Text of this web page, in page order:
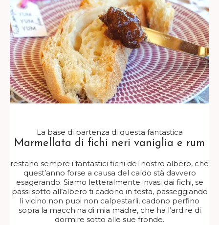
La base di partenza di questa fantastica
Marmellata di fichi neri vaniglia e rum
restano sempre i fantastici fichi del nostro albero, che
quest’anno forse a causa del caldo stà davvero
esagerando. Siamo letteralmente invasi dai fichi, se
passi sotto all’albero ti cadono in testa, passeggiando
lì vicino non puoi non calpestarli, cadono perfino
sopra la macchina di mia madre, che ha l’ardire di
dormire sotto alle sue fronde.